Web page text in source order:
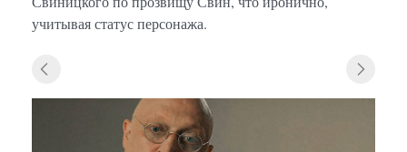
учитывая статус персонажа.